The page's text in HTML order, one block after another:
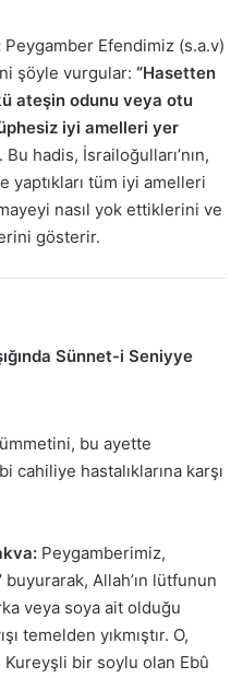
Peygamber Efendimiz (s.a.v)
şöyle vurgular: “Hasetten
ateşin odunu veya otu
iyi amelleri yer
hadis, İsrailoğulları’nın,
yaptıkları tüm iyi amelleri
nasıl yok ettiklerini ve
gösterir.
Sünnet-i Seniyye
bu ayette
cahiliye hastalıklarına karşı
Peygamberimiz,
buyurarak, Allah’ın lütfunun
veya soya ait olduğu
temelden yıkmıştır. O,
Kureyşli bir soylu olan Ebû